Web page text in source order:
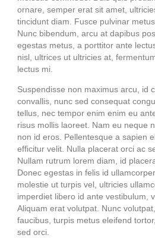
ornare, semper erat sit amet,
tincidunt diam. Fusce pulvinar
Nunc bibendum, arcu at dapibus
egestas metus, a porttitor ante
nisl, ultrices ut ultricies at,
lectus mi.
Suspendisse non maximus arcu, id
convallis, nunc sed consequat
tellus, nec tempor enim enim eu
risus mollis laoreet. Nam eu neque
non id eros. Pellentesque a sapien
efficitur velit. Nulla placerat orci ac
Nullam rutrum lorem diam, id
Donec egestas in felis id
molestie ut turpis vel, ultricies
imperdiet libero id ante vestibulum,
Aliquam erat volutpat. Nunc
faucibus, turpis metus eleifend
sed orci.